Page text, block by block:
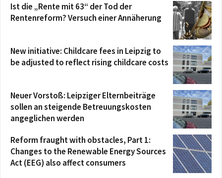
Ist die „Rente mit 63“ der Tod der
Rentenreform? Versuch einer Annäherung
New initiative: Childcare fees in Leipzig to
be adjusted to reflect rising childcare costs
Neuer Vorstoß: Leipziger Elternbeiträge
sollen an steigende Betreuungskosten
angeglichen werden
Reform fraught with obstacles, Part 1:
Changes to the Renewable Energy Sources
Act (EEG) also affect consumers